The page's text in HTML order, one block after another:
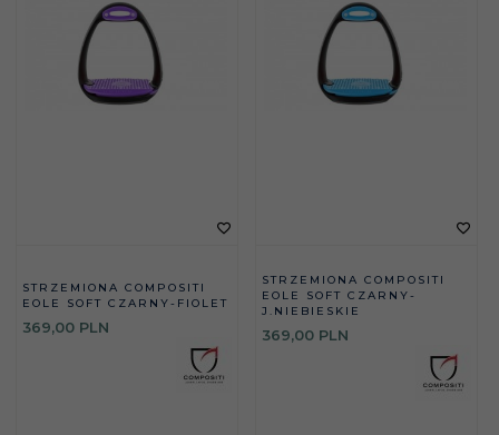
STRZEMIONA COMPOSITI
EOLE SOFT CZARNY-FIOLET
369,00 PLN
STRZEMIONA COMPOSITI
EOLE SOFT CZARNY-
J.NIEBIESKIE
369,00 PLN